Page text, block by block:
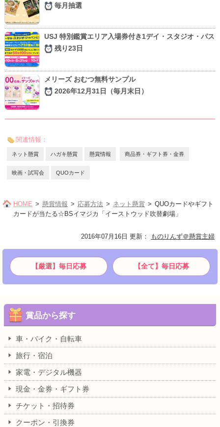
毎月抽選
USJ 特別鑑賞エリア入場券付き1デイ・スタジオ・パス
残り23日
メリーズ おむつ無料サンプル
2026年12月31日（毎月末日）
関連情報：
ネット懸賞 ハガキ懸賞 懸賞情報 商品券・ギフト券・金券
映画・試写会 QUOカード
HOME 懸賞情報 応募方法 ネット懸賞
QUOカードやギフト
カードが当たる☆BSイマジカ「イーストウッド吹替劇場」
2016年07月16日 更新 ： ものりんず＠懸賞主婦
【厳選】毎日応募 【全て】毎日応募
賞品から探す
車・バイク・自転車
旅行・宿泊
家電・デジタル機器
現金・金券・ギフト券
チケット・招待券
クーポン・引換券